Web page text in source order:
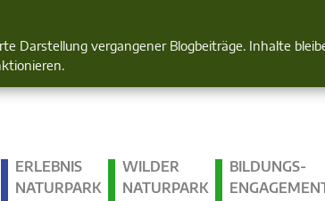
Darstellung vergangener Blogbeiträge. Inhalte
Mensch und Natur im Blick
ERLEBNIS
NATURPARK
WILDER
NATURPARK
BILDUNGS­